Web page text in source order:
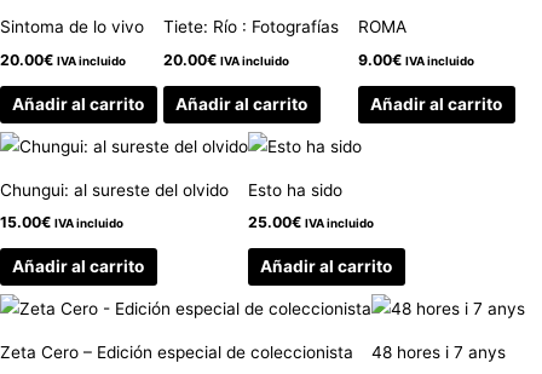
Sintoma de lo vivo
20.00€ IVA incluido
Añadir al carrito
Tiete: Río : Fotografías
20.00€ IVA incluido
Añadir al carrito
ROMA
9.00€ IVA incluido
Añadir al carrito
Chungui: al sureste del olvido
15.00€ IVA incluido
Añadir al carrito
Esto ha sido
25.00€ IVA incluido
Añadir al carrito
Zeta Cero – Edición especial de coleccionista 48 hores i 7 anys